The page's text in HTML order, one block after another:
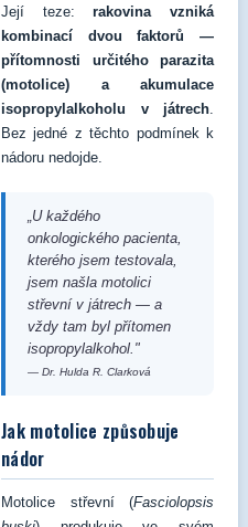
Její teze:rakovina vzniká
kombinací dvou faktorů —
přítomnosti určitého parazita
(motolice) a akumulace
isopropylalkoholu v játrech.
Bez jedné z těchto podmínek k
nádoru nedojde.
„U každého
onkologického pacienta,
kterého jsem testovala,
jsem našla motolici
střevní v játrech — a
vždy tam byl přítomen
isopropylalkohol."
— Dr. Hulda R. Clarková
Jak motolice způsobuje
nádor
Motolice střevní (Fasciolopsis